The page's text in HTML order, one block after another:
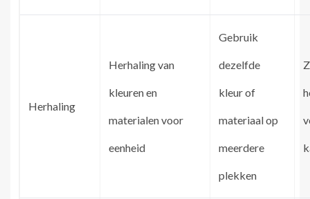
Herhaling
Herhaling van
kleuren en
materialen voor
eenheid
Gebruik
dezelfde
kleur of
materiaal op
meerdere
plekken